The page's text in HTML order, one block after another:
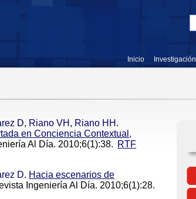
Inicio Investigación
D, Riano VH , Riano HH .
en Conciencia Contextual,
Al Día. 2010;6(1):38. RTF
D. Hacia escenarios de
Ingeniería Al Día. 2010;6(1):28.